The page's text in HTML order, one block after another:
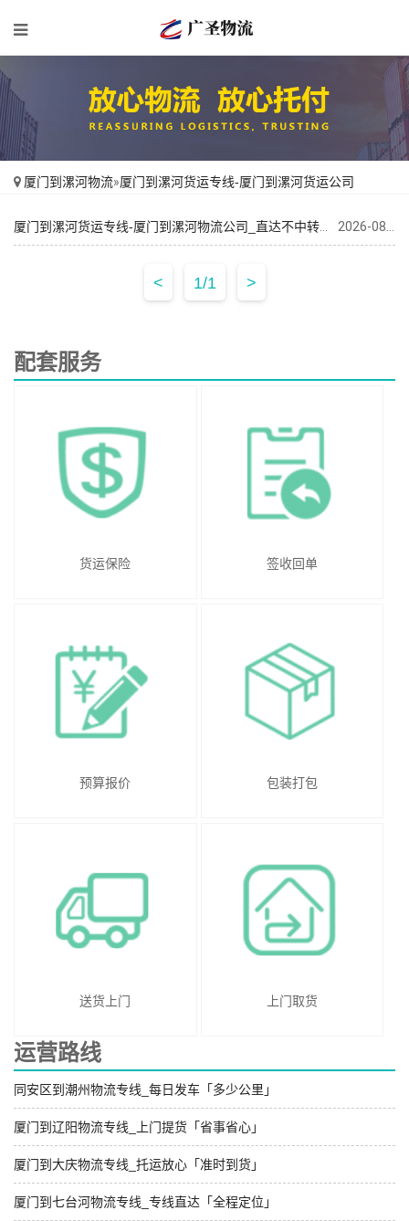
厦门到漯河物流»厦门到漯河货运专线-厦门到漯河货运公司
< 1/1 >
配套服务
货运保险 签收回单
预算报价 包装打包
送货上门 上门取货
运营路线
同安区到潮州物流专线_每日发车「多少公里」
厦门到辽阳物流专线_上门提货「省事省心」
厦门到大庆物流专线_托运放心「准时到货」
厦门到七台河物流专线_专线直达「全程定位」